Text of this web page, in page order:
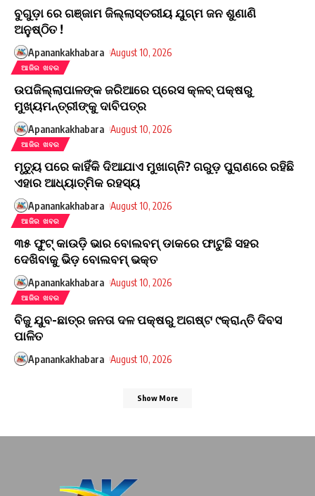
ବୁଗୁଡ଼ା ରେ ଗଞ୍ଜାମ ଜିଲ୍ଲାସ୍ତରୀୟ ଯୁଗ୍ମ ଜନ ଶୁଣାଣି
ଅନୁଷ୍ଠିତ !
Apanankakhabara August 10, 2026
ଆଜିର ଖବର
ଉପଜିଲ୍ଲାପାଳଙ୍କ ଜରିଆରେ ପ୍ରେସ କ୍ଳବ୍ ପକ୍ଷରୁ
ମୁଖ୍ୟମନ୍ତ୍ରୀଙ୍କୁ ଦାବିପତ୍ର
Apanankakhabara August 10, 2026
ଆଜିର ଖବର
ମୃତ୍ୟୁ ପରେ କାହିଁକି ଦିଆଯାଏ ମୁଖାଗ୍ନି? ଗରୁଡ଼ ପୁରାଣରେ ରହିଛି
ଏହାର ଆଧ୍ୟାତ୍ମିକ ରହସ୍ୟ
Apanankakhabara August 10, 2026
ଆଜିର ଖବର
୩୫ ଫୁଟ୍‌ କାଉଡ଼ି ଭାର ବୋଲବମ୍ ଡାକରେ ଫାଟୁଛି ସହର
ଦେଖିବାକୁ ଭିଡ଼ ବୋଲବମ୍ ଭକ୍ତ
Apanankakhabara August 10, 2026
ଆଜିର ଖବର
ବିଜୁ ଯୁବ-ଛାତ୍ର ଜନତା ଦଳ ପକ୍ଷରୁ ଅଗଷ୍ଟ ୯କ୍ରାନ୍ତି ଦିବସ
ପାଳିତ
Apanankakhabara August 10, 2026
Show More